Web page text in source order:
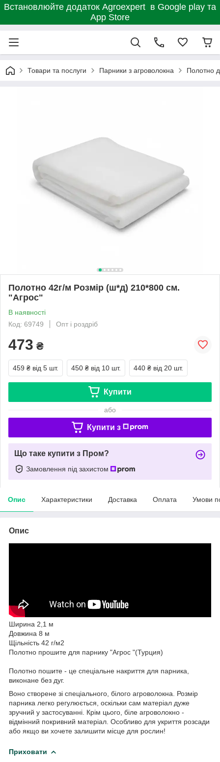
Встановлюйте додаток Agroexpert в Google play та
App Store
Товари та послуги Парники з агроволокна Полотно
Полотно 42г/м Розмір (ш*д) 210*800 см.
"Aгрос"
В наявності
Код: 69749
Опт і роздріб
473 ₴
459 ₴ від 5 шт. 450 ₴ від 10 шт. 440 ₴ від 20 шт.
Купити
або
Купити з
Що таке купити з Пром?
Замовлення під захистом
Опис Характеристики Доставка Оплата Умови
Опис
Ширина 2,1 м
Довжина 8 м
Щільність 42 г/м2
Полотно прошите для парнику "Aгрос "(Турция)
Полотно пошите - це спеціальне накриття для парника,
виконане без дуг.
Воно створене зі спеціального, білого агроволокна. Розмір
парника легко регулюється, оскільки сам матеріал дуже
зручний у застосуванні. Крім цього, біле агроволокно -
відмінний покривний матеріал. Особливо для укриття розсади
або якщо ви хочете залишити місце для рослин!
Приховати